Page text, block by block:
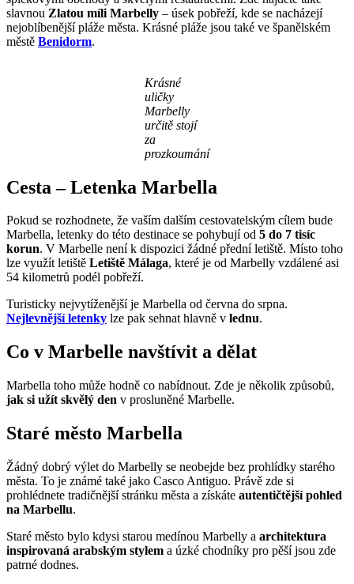
slavnou Zlatou míli Marbelly – úsek pobřeží, kde se nacházejí
nejoblíbenější pláže města. Krásné pláže jsou také ve španělském
městě Benidorm.
Krásné
uličky
Marbelly
určitě stojí
za
prozkoumání
Cesta – Letenka Marbella
Pokud se rozhodnete, že vaším dalším cestovatelským cílem bude
Marbella, letenky do této destinace se pohybují od 5 do 7 tisíc
korun. V Marbelle není k dispozici žádné přední letiště. Místo toho
lze využít letiště Letiště Málaga, které je od Marbelly vzdálené asi
54 kilometrů podél pobřeží.
Turisticky nejvytíženější je Marbella od června do srpna.
Nejlevnější letenky lze pak sehnat hlavně v lednu.
Co v Marbelle navštívit a dělat
Marbella toho může hodně co nabídnout. Zde je několik způsobů,
jak si užít skvělý den v prosluněné Marbelle.
Staré město Marbella
Žádný dobrý výlet do Marbelly se neobejde bez prohlídky starého
města. To je známé také jako Casco Antiguo. Právě zde si
prohlédnete tradičnější stránku města a získáte autentičtější pohled
na Marbellu.
Staré město bylo kdysi starou medínou Marbelly a architektura
inspirovaná arabským stylem a úzké chodníky pro pěší jsou zde
patrné dodnes.